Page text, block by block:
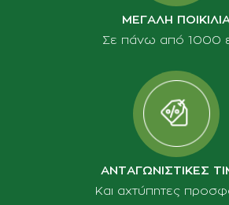
ΜΕΓΑΛΗ
Σε πάνω από 1000
ΑΝΤΑΓΩΝΙΣΤΙΚΕΣ
Και αχτύπητες